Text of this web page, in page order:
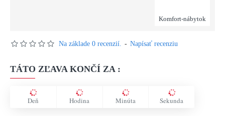
Komfort-nábytok
Na základe 0 recenzií. - Napísať recenziu
TÁTO ZĽAVA KONČÍ ZA :
Deň Hodina Minúta Sekunda